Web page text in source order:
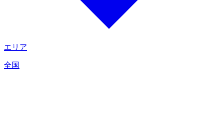
エリア
全国